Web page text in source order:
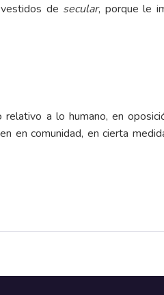
de secular, porque le
a lo humano, en
en comunidad, en cierta